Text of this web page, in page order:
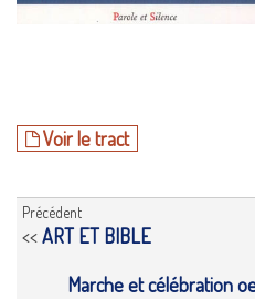
Voir le tract
Précédent
<<ART ET BIBLE
Marche et célébration